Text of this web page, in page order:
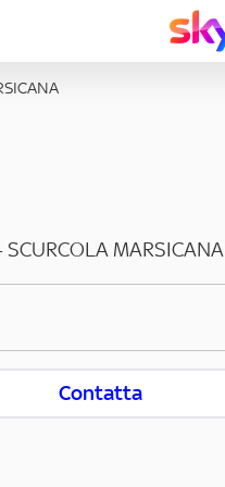
SCURCOLA MARSICANA
Contatta